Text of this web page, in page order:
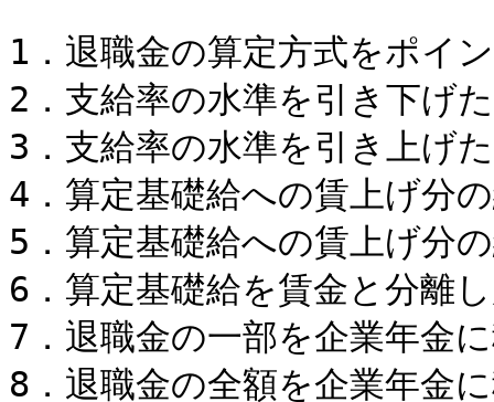
1．退職金の算定方式
2．支給率の水
3．支給率の水
4．算定基礎給への賃上
5．算定基礎給への賃上
6．算定基礎給を賃金と分
7．退職金の一部を
8．退職金の全額を